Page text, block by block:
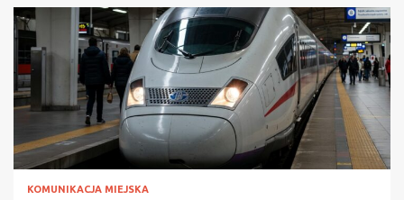
KOMUNIKACJA MIEJSKA